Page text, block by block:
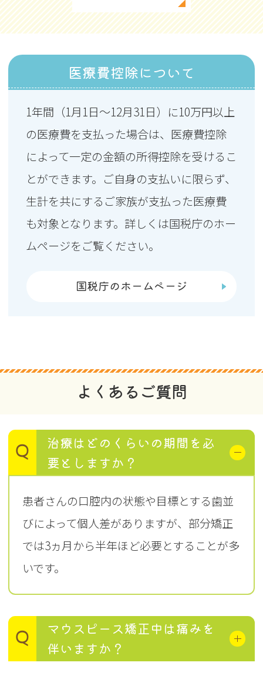
医療費控除について
1年間（1月1日～12月31日）に10万円以上
の医療費を支払った場合は、医療費控除
によって一定の金額の所得控除を受けるこ
とができます。ご自身の支払いに限らず、
生計を共にするご家族が支払った医療費
も対象となります。詳しくは国税庁のホー
ムページをご覧ください。
国税庁のホームページ
よくあるご質問
Q
治療はどのくらいの期間を必
要としますか？
患者さんの口腔内の状態や目標とする歯並
びによって個人差がありますが、部分矯正
では3ヵ月から半年ほど必要とすることが多
いです。
Q
マウスピース矯正中は痛みを
伴いますか？